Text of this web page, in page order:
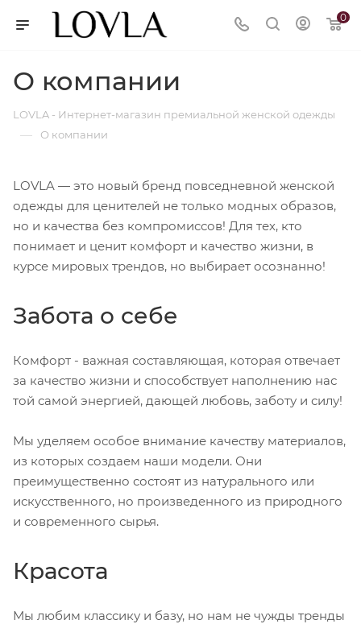
0
О компании
LOVLA - Интернет-магазин премиальной женской одежды
— О компании
LOVLA — это новый бренд повседневной женской
одежды для ценителей не только модных образов,
но и качества без компромиссов! Для тех, кто
понимает и ценит комфорт и качество жизни, в
курсе мировых трендов, но выбирает осознанно!
Забота о себе
Комфорт - важная составляющая, которая отвечает
за качество жизни и способствует наполнению нас
той самой энергией, дающей любовь, заботу и силу!
Мы уделяем особое внимание качеству материалов,
из которых создаем наши модели. Они
преимущественно состоят из натурального или
искусственного, но произведенного из природного
и современного сырья.
Красота
Мы любим классику и базу, но нам не чужды тренды